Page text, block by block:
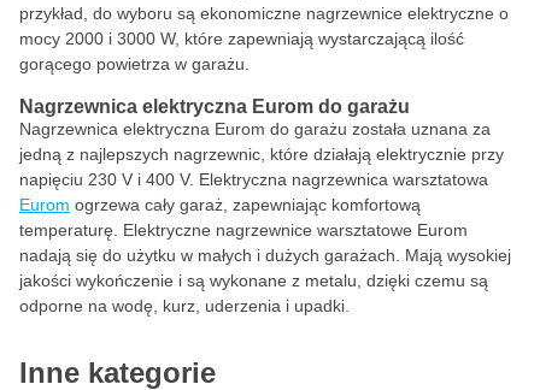
przykład, do wyboru są ekonomiczne nagrzewnice elektryczne o
mocy 2000 i 3000 W, które zapewniają wystarczającą ilość
gorącego powietrza w garażu.
Nagrzewnica elektryczna Eurom do garażu
Nagrzewnica elektryczna Eurom do garażu została uznana za
jedną z najlepszych nagrzewnic, które działają elektrycznie przy
napięciu 230 V i 400 V. Elektryczna nagrzewnica warsztatowa
Eurom ogrzewa cały garaż, zapewniając komfortową
temperaturę. Elektryczne nagrzewnice warsztatowe Eurom
nadają się do użytku w małych i dużych garażach. Mają wysokiej
jakości wykończenie i są wykonane z metalu, dzięki czemu są
odporne na wodę, kurz, uderzenia i upadki.
Inne kategorie